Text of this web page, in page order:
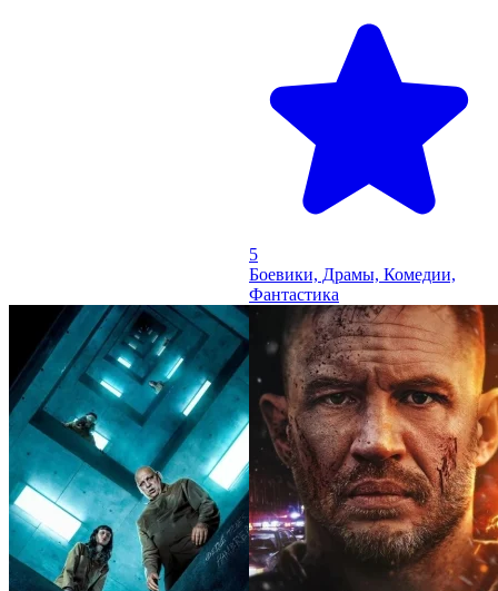
5
Боевики, Драмы, Комедии,
Фантастика